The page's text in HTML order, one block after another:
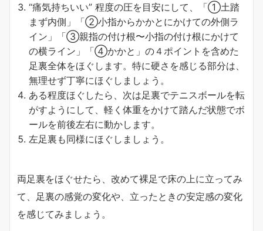
“痛気持ちいい” 程度の圧を目安にして、「①土踏
まず内側」「②小指からかかとにかけての外側ラ
イン」「③親指の付け根〜小指の付け根にかけて
の横ライン」「④かかと」の４ポイントを含めた
足裏全体をほぐします。特に硬さを感じる部分は、
無理せず丁寧にほぐしましょう。
ある程度ほぐしたら、次は足裏でテニスボールを転
がすようにして、軽く体重をかけて踏んだ状態でボ
ールを前後左右に動かします。
左足裏も同様にほぐしましょう。
両足裏をほぐせたら、改めて裸足で床の上に立ってみ
て、足裏の感覚の変化や、立ったときの安定感の変化
を感じてみましょう。